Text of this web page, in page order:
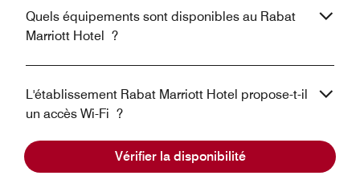
Vérifier la disponibilité
Quels équipements sont disponibles au Rabat
Marriott Hotel ?
L'établissement Rabat Marriott Hotel propose-t-il
un accès Wi-Fi ?
Quel est l'aéroport le plus proche de Rabat